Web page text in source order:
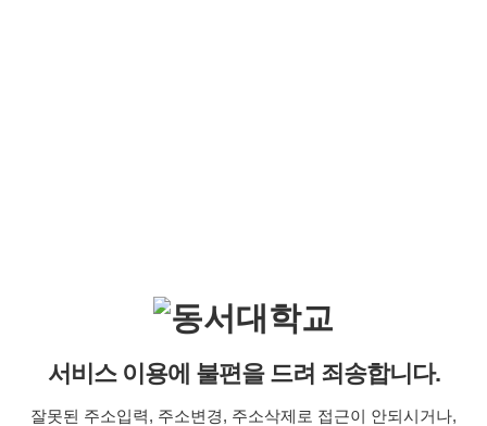
서비스 이용에 불편을 드려 죄송합니다.
잘못된 주소입력, 주소변경, 주소삭제로 접근이 안되시거나,